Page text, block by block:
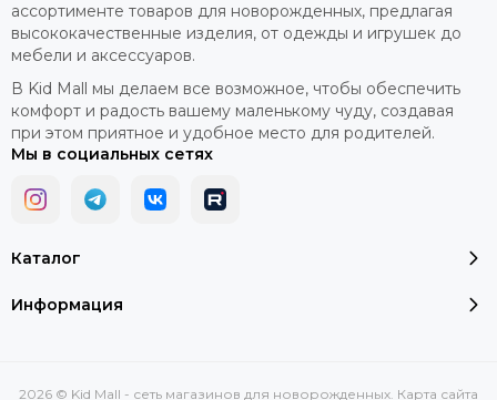
Каталог
Информация
ассортименте товаров для новорожденных, предлагая
высококачественные изделия, от одежды и игрушек до
мебели и аксессуаров.
В Kid Mall мы делаем все возможное, чтобы обеспечить
комфорт и радость вашему маленькому чуду, создавая
при этом приятное и удобное место для родителей.
Мы в социальных сетях
2026 © Kid Mall - сеть магазинов для новорожденных. Карта сайта